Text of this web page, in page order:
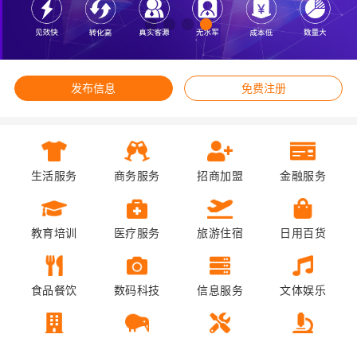
发布信息 免费注册
生活服务 商务服务 招商加盟 金融服务
教育培训 医疗服务 旅游住宿 日用百货
食品餐饮 数码科技 信息服务 文体娱乐